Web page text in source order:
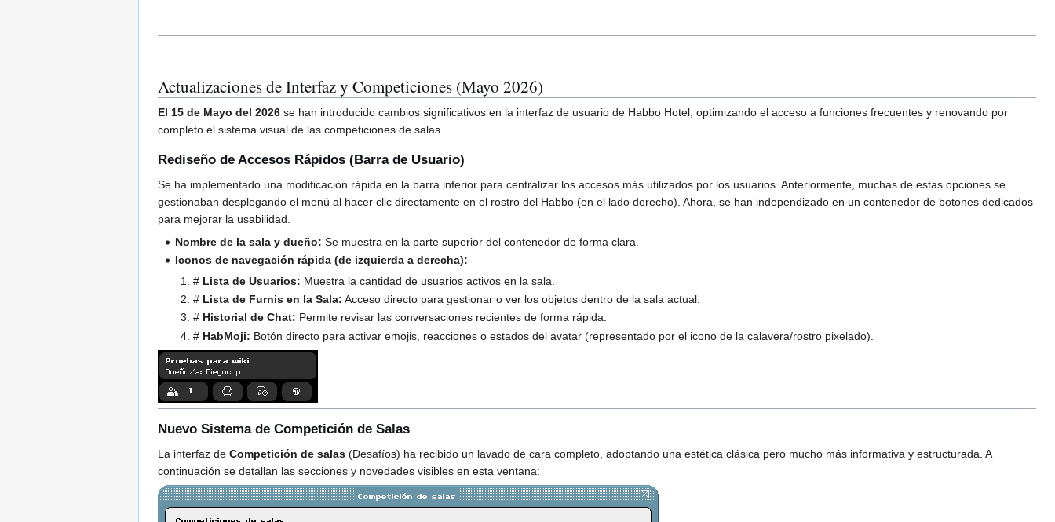
Actualizaciones de Interfaz y Competiciones (Mayo 2026)
El 15 de Mayo del 2026 se han introducido cambios significativos en la interfaz de usuario de Habbo Hotel, optimizando el acceso a funciones frecuentes y renovando por
completo el sistema visual de las competiciones de salas.
Rediseño de Accesos Rápidos (Barra de Usuario)
Se ha implementado una modificación rápida en la barra inferior para centralizar los accesos más utilizados por los usuarios. Anteriormente, muchas de estas opciones se
gestionaban desplegando el menú al hacer clic directamente en el rostro del Habbo (en el lado derecho). Ahora, se han independizado en un contenedor de botones dedicados
para mejorar la usabilidad.
Nombre de la sala y dueño: Se muestra en la parte superior del contenedor de forma clara.
Iconos de navegación rápida (de izquierda a derecha):
# Lista de Usuarios: Muestra la cantidad de usuarios activos en la sala.
# Lista de Furnis en la Sala: Acceso directo para gestionar o ver los objetos dentro de la sala actual.
# Historial de Chat: Permite revisar las conversaciones recientes de forma rápida.
# HabMoji: Botón directo para activar emojis, reacciones o estados del avatar (representado por el icono de la calavera/rostro pixelado).
Nuevo Sistema de Competición de Salas
La interfaz de Competición de salas (Desafíos) ha recibido un lavado de cara completo, adoptando una estética clásica pero mucho más informativa y estructurada. A
continuación se detallan las secciones y novedades visibles en esta ventana: